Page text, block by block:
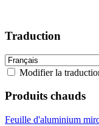
Traduction
Modifier la
Produits chauds
Feuille d'aluminium